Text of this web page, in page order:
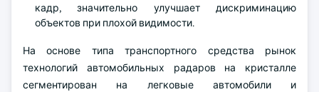
кадр, значительно улучшает дискриминацию
объектов при плохой видимости.
На основе типа транспортного средства рынок
технологий автомобильных радаров на кристалле
сегментирован на легковые автомобили и